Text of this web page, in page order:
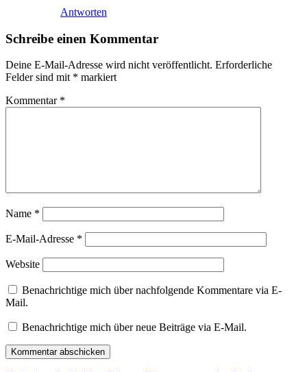
Antworten
Schreibe einen Kommentar
Deine E-Mail-Adresse wird nicht veröffentlicht. Erforderliche
Felder sind mit * markiert
Kommentar *
Name *
E-Mail-Adresse *
Website
Benachrichtige mich über nachfolgende Kommentare via E-
Mail.
Benachrichtige mich über neue Beiträge via E-Mail.